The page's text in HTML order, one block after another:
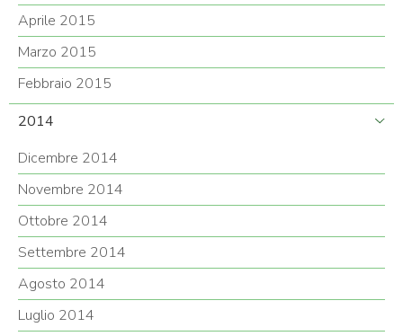
Aprile 2015
Marzo 2015
Febbraio 2015
2014
Dicembre 2014
Novembre 2014
Ottobre 2014
Settembre 2014
Agosto 2014
Luglio 2014